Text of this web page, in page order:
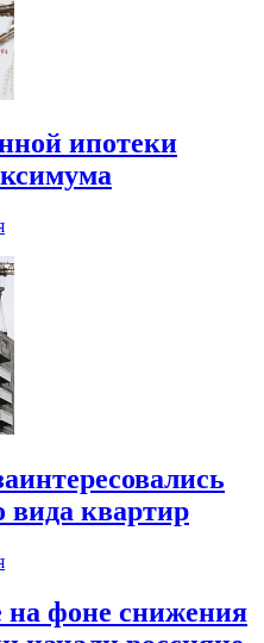
ипотеки
вида квартир
фоне снижения